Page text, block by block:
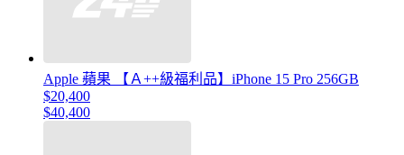
Apple 蘋果 【Ａ++級福利品】iPhone 15 Pro 256GB
$20,400
$40,400